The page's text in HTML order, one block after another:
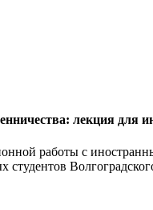
лекция для
работы с